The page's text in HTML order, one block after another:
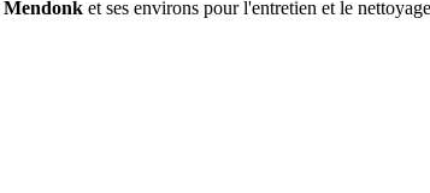
Mendonk et ses environs pour l'entretien et le